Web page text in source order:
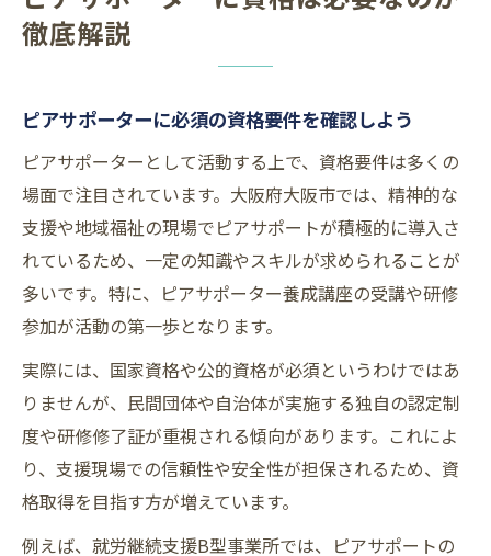
徹底解説
ピアサポーターに必須の資格要件を確認しよう
ピアサポーターとして活動する上で、資格要件は多くの
場面で注目されています。大阪府大阪市では、精神的な
支援や地域福祉の現場でピアサポートが積極的に導入さ
れているため、一定の知識やスキルが求められることが
多いです。特に、ピアサポーター養成講座の受講や研修
参加が活動の第一歩となります。
実際には、国家資格や公的資格が必須というわけではあ
りませんが、民間団体や自治体が実施する独自の認定制
度や研修修了証が重視される傾向があります。これによ
り、支援現場での信頼性や安全性が担保されるため、資
格取得を目指す方が増えています。
例えば、就労継続支援B型事業所では、ピアサポートの